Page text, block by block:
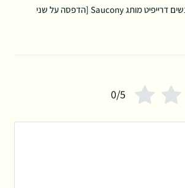
חולצת נשים דרייפיט מותג Saucony [הדפסה על שני
0/5